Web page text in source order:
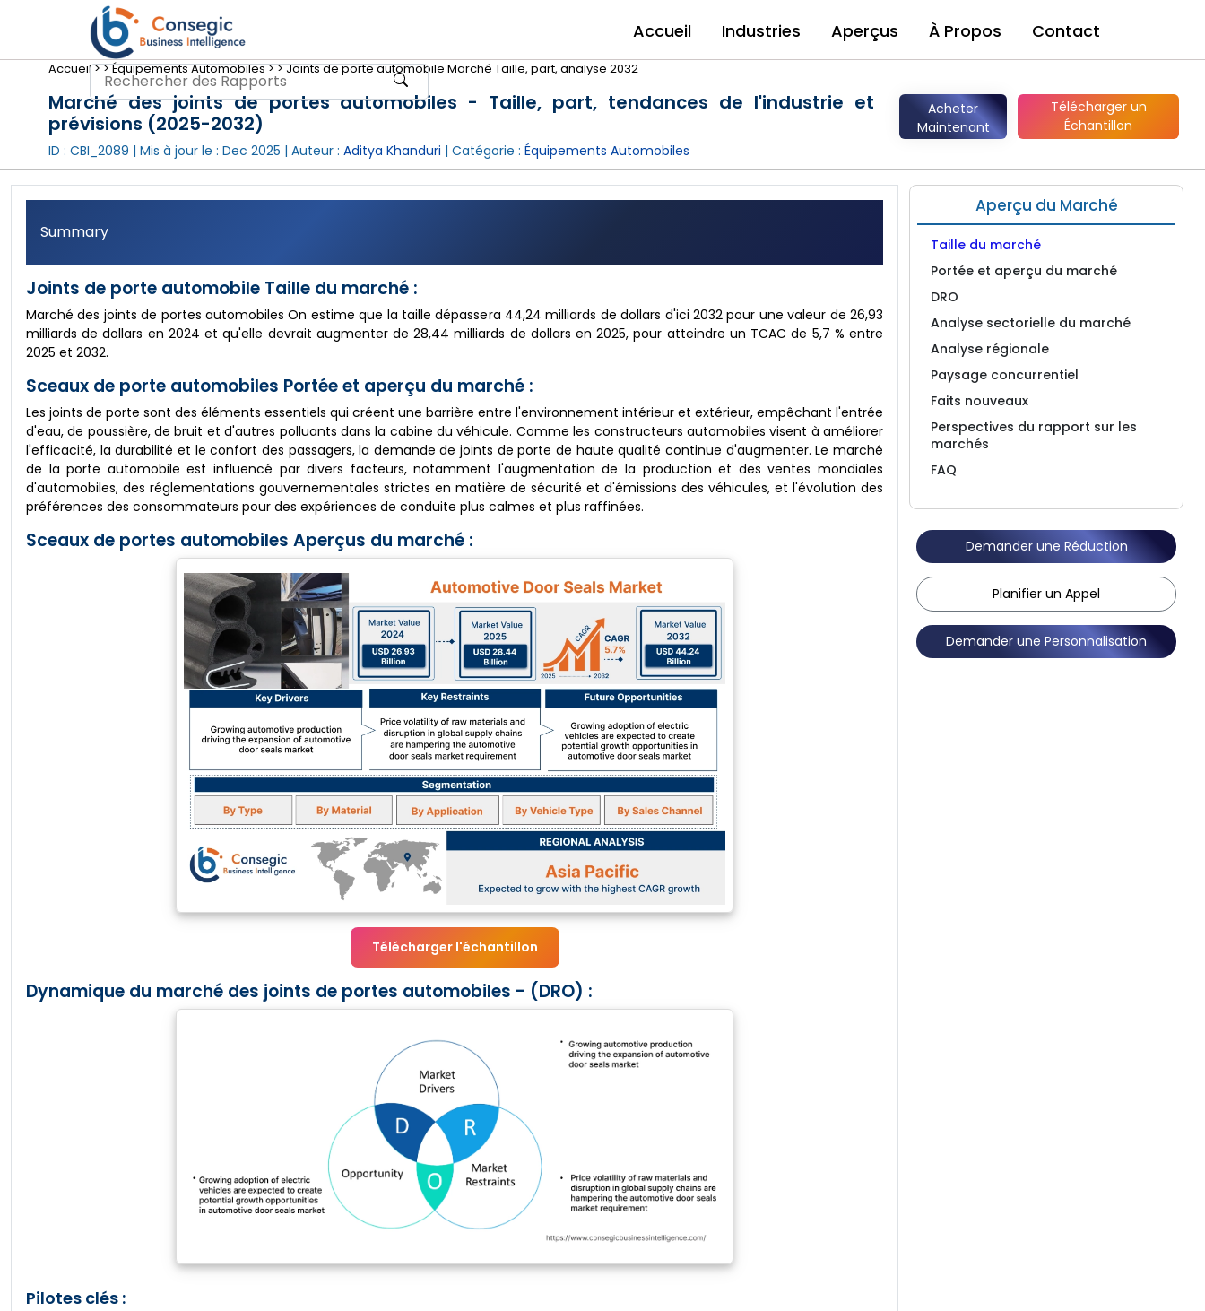
Accueil Industries Aperçus À Propos Contact
Accueil >>Équipements Automobiles >>Joints de porte automobile Marché Taille, part, analyse 2032
Marché des joints de portes automobiles - Taille, part, tendances de l'industrie et
prévisions (2025-2032)
ID : CBI_2089 | Mis à jour le : Dec 2025 | Auteur : Aditya Khanduri | Catégorie : Équipements Automobiles
Acheter
Maintenant
Télécharger un
Échantillon
Summary
Joints de porte automobile Taille du marché :
Marché des joints de portes automobiles On estime que la taille dépassera 44,24 milliards de dollars d'ici 2032 pour une valeur de 26,93
milliards de dollars en 2024 et qu'elle devrait augmenter de 28,44 milliards de dollars en 2025, pour atteindre un TCAC de 5,7 % entre
2025 et 2032.
Sceaux de porte automobiles Portée et aperçu du marché :
Les joints de porte sont des éléments essentiels qui créent une barrière entre l'environnement intérieur et extérieur, empêchant l'entrée
d'eau, de poussière, de bruit et d'autres polluants dans la cabine du véhicule. Comme les constructeurs automobiles visent à améliorer
l'efficacité, la durabilité et le confort des passagers, la demande de joints de porte de haute qualité continue d'augmenter. Le marché
de la porte automobile est influencé par divers facteurs, notamment l'augmentation de la production et des ventes mondiales
d'automobiles, des réglementations gouvernementales strictes en matière de sécurité et d'émissions des véhicules, et l'évolution des
préférences des consommateurs pour des expériences de conduite plus calmes et plus raffinées.
Sceaux de portes automobiles Aperçus du marché :
Télécharger l'échantillon
Dynamique du marché des joints de portes automobiles - (DRO) :
Pilotes clés :
Aperçu du Marché
Taille du marché
Portée et aperçu du marché
DRO
Analyse sectorielle du marché
Analyse régionale
Paysage concurrentiel
Faits nouveaux
Perspectives du rapport sur les
marchés
FAQ
Demander une Réduction
Planifier un Appel
Demander une Personnalisation